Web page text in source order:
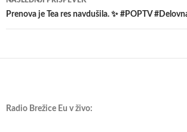
Prenova je Tea res navdušila. ✨ #POPTV
Radio Brežice Eu v živo: